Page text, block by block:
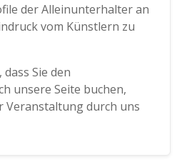
der Alleinunterhalter an
vom Künstlern zu
Sie den
unsere Seite buchen,
Veranstaltung durch uns